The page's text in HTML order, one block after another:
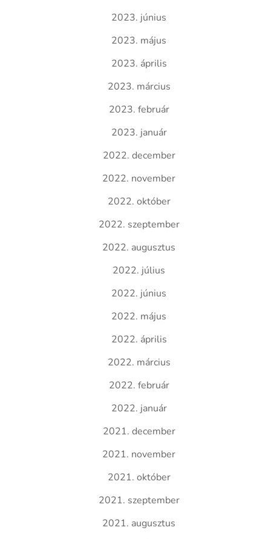
2023. június
2023. május
2023. április
2023. március
2023. február
2023. január
2022. december
2022. november
2022. október
2022. szeptember
2022. augusztus
2022. július
2022. június
2022. május
2022. április
2022. március
2022. február
2022. január
2021. december
2021. november
2021. október
2021. szeptember
2021. augusztus